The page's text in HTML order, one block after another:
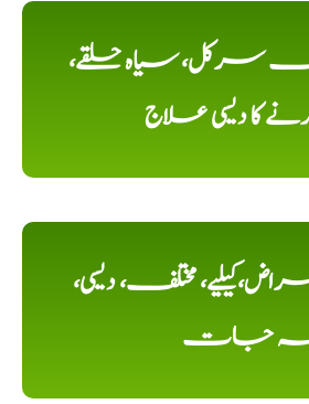
سرکل، سیاہ حلقے،
کا دیسی علاج
مختلف، دیسی،
جات